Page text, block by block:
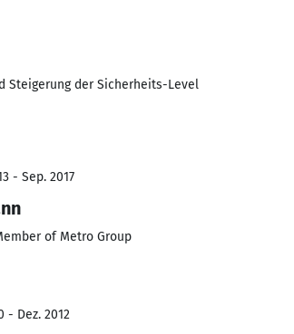
Steigerung der Sicherheits-Level
- Sep. 2017
of Metro Group
- Dez. 2012